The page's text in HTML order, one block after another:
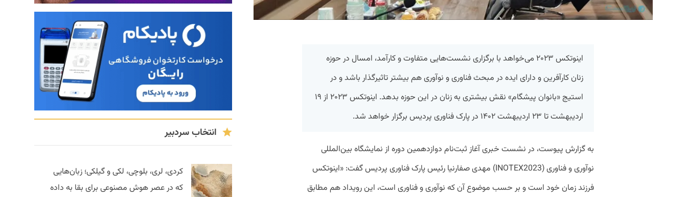
اینوتکس ۲۰۲۳ می‌خواهد با برگزاری نشست‌هایی متفاوت و کارآمد، امسال در حوزه
زنان کارآفرین و دارای ایده در مبحث فناوری و نوآوری هم بیشتر تاثیرگذار باشد و در
استیج «بانوان پیشگام» نقش بیشتری به زنان در این حوزه بدهد. اینوتکس ۲۰۲۳ از ۱۹
اردیبهشت تا ۲۳ اردیبهشت ۱۴۰۲ در پارک فناوری پردیس برگزار خواهد شد.
به گزارش پیوست، در نشست خبری آغاز ثبت‌نام دوازدهمین دوره از نمایشگاه بین‌المللی
نوآوری و فناوری (INOTEX2023) مهدی صفارنیا رئیس پارک فناوری پردیس گفت: «اینوتکس
فرزند زمان خود است و بر حسب موضوع آن که نوآوری و فناوری است، این رویداد هم مطابق
انتخاب سردبیر
کردی، لری، بلوچی، لکی و گیلکی؛ زبان‌هایی
که در عصر هوش مصنوعی برای بقا به داده